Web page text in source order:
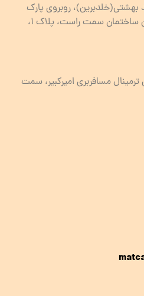
بهشتی(خلدبرین)، روبروی پارک
خلدبرین ،نبش کوچه ۱۴، اولین ساختمان سمت راست، پلاک 1،
کوچه 51، ورودی ترمینال مسافربری امیرکبیر، سمت